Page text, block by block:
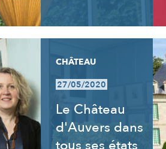
CHÂTEAU
27/05/2020
Le Château
d'Auvers dans
tous ses états